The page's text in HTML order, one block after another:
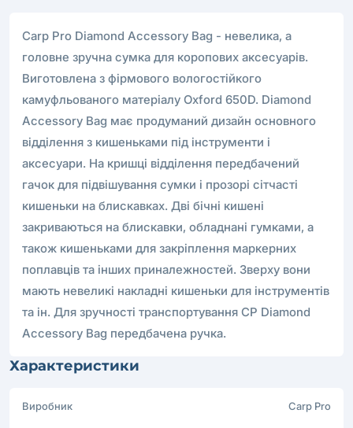
Carp Pro Diamond Accessory Bag - невелика, а
головне зручна сумка для коропових аксесуарів.
Виготовлена ​​з фірмового вологостійкого
камуфльованого матеріалу Oxford 650D. Diamond
Accessory Bag має продуманий дизайн основного
відділення з кишеньками під інструменти і
аксесуари. На кришці відділення передбачений
гачок для підвішування сумки і прозорі сітчасті
кишеньки на блискавках. Дві бічні кишені
закриваються на блискавки, обладнані гумками, а
також кишеньками для закріплення маркерних
поплавців та інших приналежностей. Зверху вони
мають невеликі накладні кишеньки для інструментів
та ін. Для зручності транспортування CP Diamond
Accessory Bag передбачена ручка.
Характеристики
Виробник Carp Pro